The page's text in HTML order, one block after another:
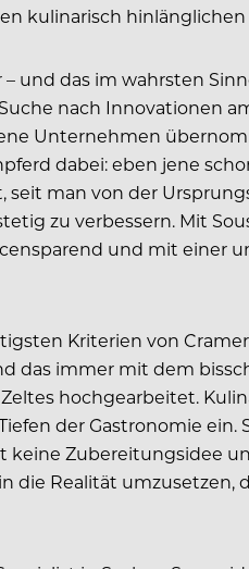
kulinarisch
und das im wahrsten
nach Innovationen
Unternehmen
dabei: eben jene
seit man von der
zu verbessern. Mit
und mit einer
Kriterien von
das immer mit dem
hochgearbeitet.
der Gastronomie
keine Zubereitungsidee
die Realität umzusetzen,